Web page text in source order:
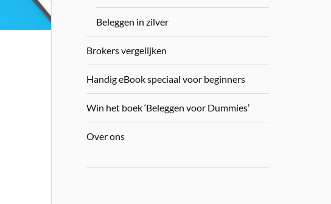
Beleggen in zilver
Brokers vergelijken
Handig eBook speciaal voor beginners
Win het boek ‘Beleggen voor Dummies’
Over ons